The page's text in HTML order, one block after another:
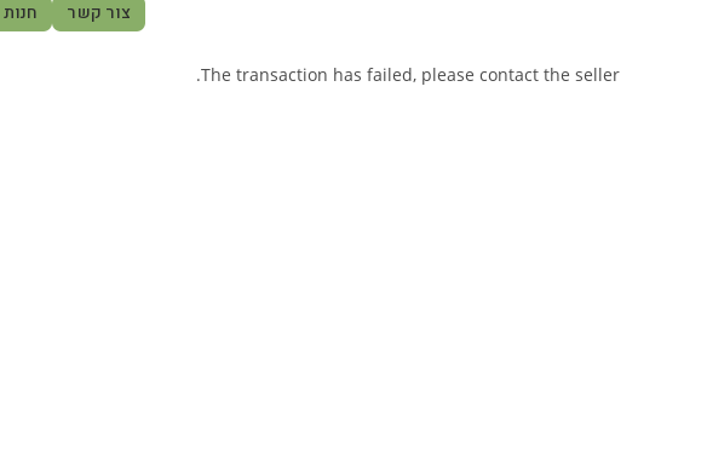
צור קשר
חנות
The transaction has failed, please contact the seller.